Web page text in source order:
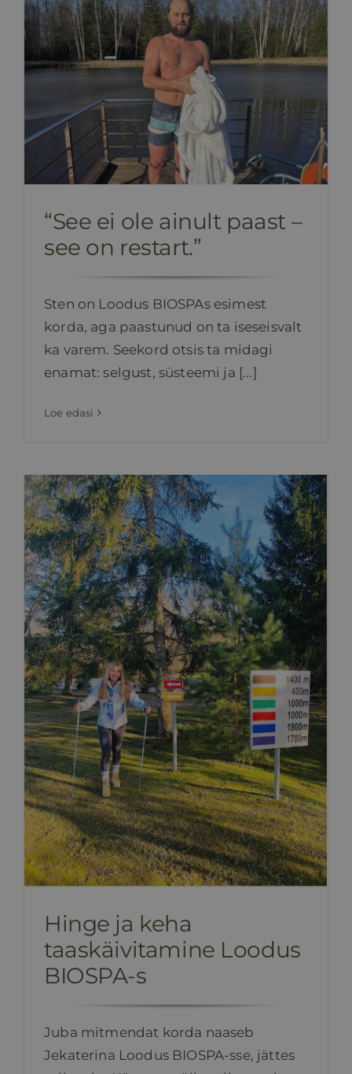
“See ei ole ainult paast –
see on restart.”
Sten on Loodus BIOSPAs esimest
korda, aga paastunud on ta iseseisvalt
ka varem. Seekord otsis ta midagi
enamat: selgust, süsteemi ja [...]
Loe edasi
Hinge ja keha
taaskäivitamine Loodus
BIOSPA-s
Juba mitmendat korda naaseb
Jekaterina Loodus BIOSPA-sse, jättes